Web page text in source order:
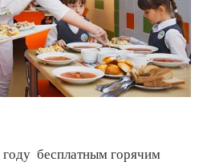
бесплатным горячим